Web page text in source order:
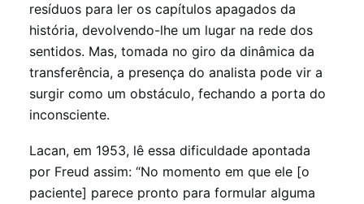
resíduos para ler os capítulos apagados da
história, devolvendo-lhe um lugar na rede dos
sentidos. Mas, tomada no giro da dinâmica da
transferência, a presença do analista pode vir a
surgir como um obstáculo, fechando a porta do
inconsciente.
Lacan, em 1953, lê essa dificuldade apontada
por Freud assim: “No momento em que ele [o
paciente] parece pronto para formular alguma